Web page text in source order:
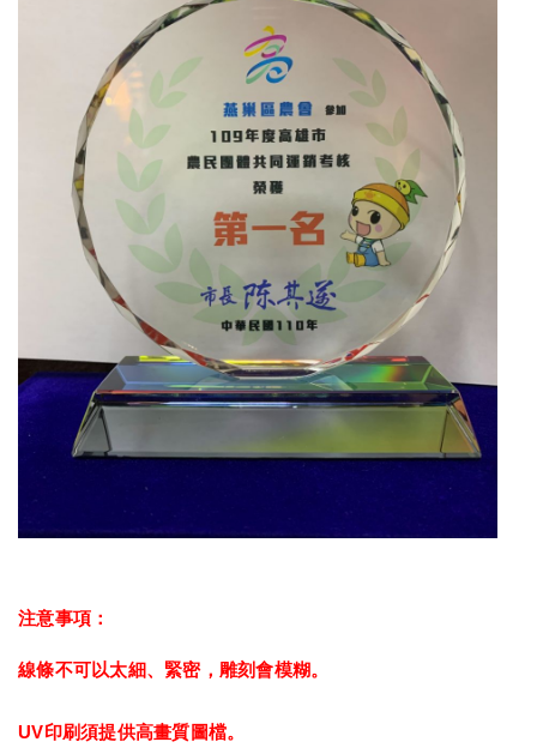
注意事項：
線條不可以太細、緊密，雕刻會模糊。
UV印刷須提供高畫質圖檔。